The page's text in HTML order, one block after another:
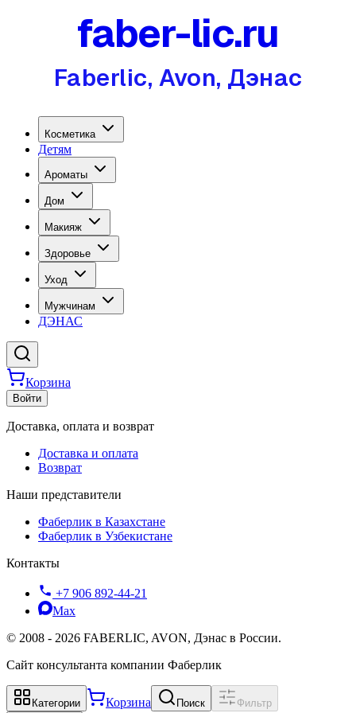
faber-lic.ru
Faberlic, Avon, Дэнас
Косметика
Детям
Ароматы
Дом
Макияж
Здоровье
Уход
Мужчинам
ДЭНАС
Корзина
Войти
Доставка, оплата и возврат
Доставка и оплата
Возврат
Наши представители
Фаберлик в Казахстане
Фаберлик в Узбекистане
Контакты
+7 906 892-44-21
Max
© 2008 - 2026 FABERLIC, AVON, Дэнас в России.
Сайт консультанта компании Фаберлик
Категории Корзина Поиск Фильтр